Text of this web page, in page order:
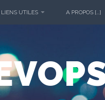
LIENS UTILES A PROPOS […]